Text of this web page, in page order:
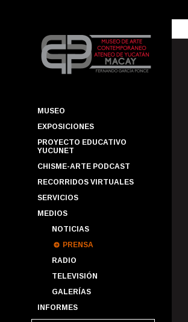
MUSEO
EXPOSICIONES
PROYECTO EDUCATIVO
YUCUNET
CHISME-ARTE PODCAST
RECORRIDOS VIRTUALES
SERVICIOS
MEDIOS
NOTICIAS
PRENSA
RADIO
TELEVISIÓN
GALERÍAS
INFORMES